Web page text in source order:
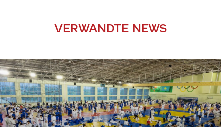
VERWANDTE NEWS